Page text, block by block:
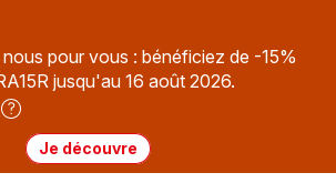
pour vous : bénéficiez de -15%
jusqu'au 16 août 2026.
Je découvre